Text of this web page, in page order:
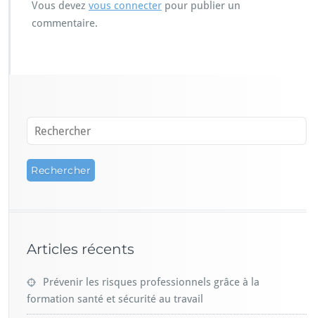
Vous devez vous connecter pour publier un
commentaire.
Articles récents
Prévenir les risques professionnels grâce à la
formation santé et sécurité au travail